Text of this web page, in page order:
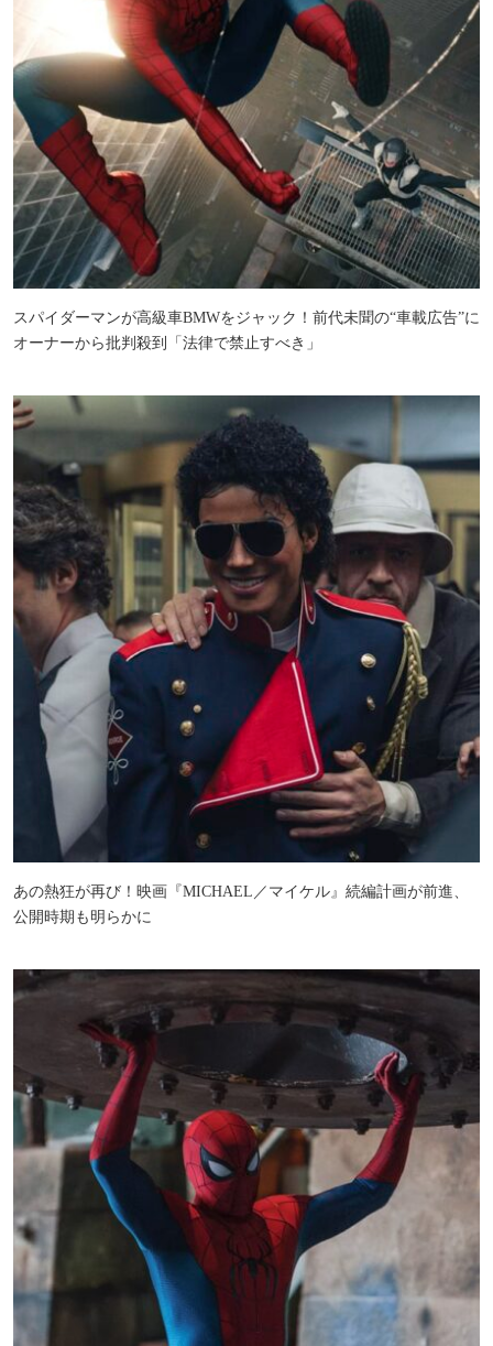
スパイダーマンが高級車BMWをジャック！前代未聞の“車載広告”に
オーナーから批判殺到「法律で禁止すべき」
あの熱狂が再び！映画『MICHAEL／マイケル』続編計画が前進、
公開時期も明らかに